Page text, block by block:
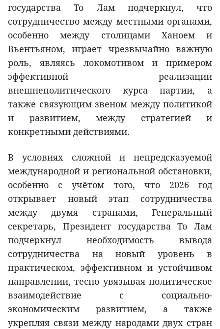
государства То Лам подчеркнул, что
сотрудничество между местными органами,
особенно между столицами Ханоем и
Вьентьяном, играет чрезвычайно важную
роль, являясь локомотивом и примером
эффективной реализации
внешнеполитического курса партии, а
также связующим звеном между политикой
и развитием, между стратегией и
конкретными действиями.
В условиях сложной и непредсказуемой
международной и региональной обстановки,
особенно с учётом того, что 2026 год
открывает новый этап сотрудничества
между двумя странами, Генеральный
секретарь, Президент государства То Лам
подчеркнул необходимость вывода
сотрудничества на новый уровень в
практическом, эффективном и устойчивом
направлении, тесно увязывая политическое
взаимодействие с социально-
экономическим развитием, а также
укрепляя связи между народами двух стран